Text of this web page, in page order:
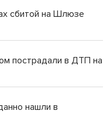
сбитой на Шлюзе
пострадали в ДТП на
нашли в